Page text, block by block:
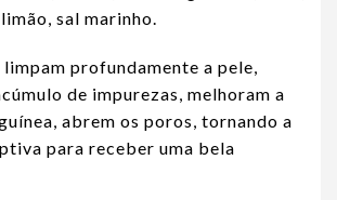
sal marinho.
profundamente a pele,
de impurezas, melhoram a
abrem os poros, tornando a
para receber uma bela